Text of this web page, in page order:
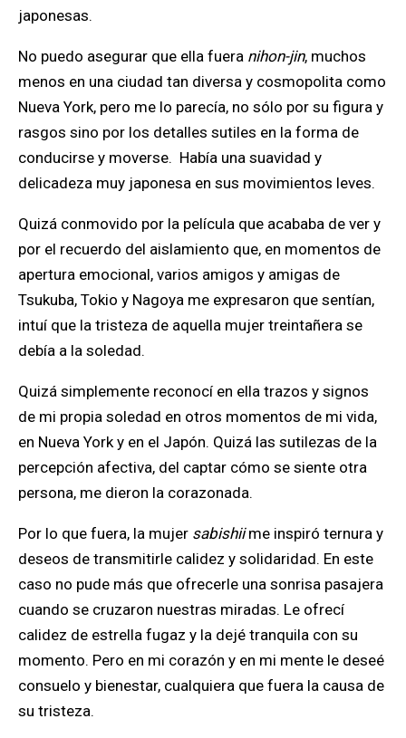
japonesas.
No puedo asegurar que ella fuera nihon-jin, muchos
menos en una ciudad tan diversa y cosmopolita como
Nueva York, pero me lo parecía, no sólo por su figura y
rasgos sino por los detalles sutiles en la forma de
conducirse y moverse. Había una suavidad y
delicadeza muy japonesa en sus movimientos leves.
Quizá conmovido por la película que acababa de ver y
por el recuerdo del aislamiento que, en momentos de
apertura emocional, varios amigos y amigas de
Tsukuba, Tokio y Nagoya me expresaron que sentían,
intuí que la tristeza de aquella mujer treintañera se
debía a la soledad.
Quizá simplemente reconocí en ella trazos y signos
de mi propia soledad en otros momentos de mi vida,
en Nueva York y en el Japón. Quizá las sutilezas de la
percepción afectiva, del captar cómo se siente otra
persona, me dieron la corazonada.
Por lo que fuera, la mujer sabishiime inspiró ternura y
deseos de transmitirle calidez y solidaridad. En este
caso no pude más que ofrecerle una sonrisa pasajera
cuando se cruzaron nuestras miradas. Le ofrecí
calidez de estrella fugaz y la dejé tranquila con su
momento. Pero en mi corazón y en mi mente le deseé
consuelo y bienestar, cualquiera que fuera la causa de
su tristeza.